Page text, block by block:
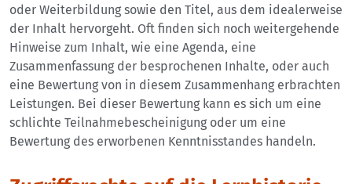
oder Weiterbildung sowie den Titel, aus dem idealerweise
der Inhalt hervorgeht. Oft finden sich noch weitergehende
Hinweise zum Inhalt, wie eine Agenda, eine
Zusammenfassung der besprochenen Inhalte, oder auch
eine Bewertung von in diesem Zusammenhang erbrachten
Leistungen. Bei dieser Bewertung kann es sich um eine
schlichte Teilnahmebescheinigung oder um eine
Bewertung des erworbenen Kenntnisstandes handeln.